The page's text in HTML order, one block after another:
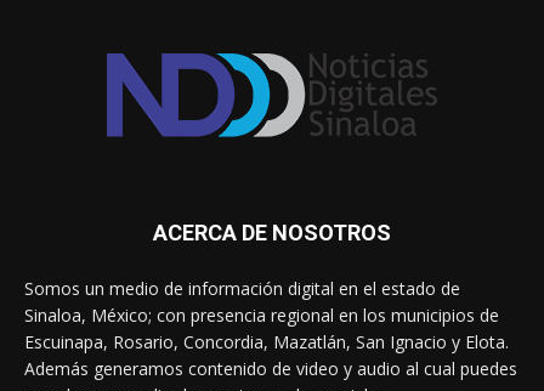
ACERCA DE NOSOTROS
Somos un medio de información digital en el estado de
Sinaloa, México; con presencia regional en los municipios de
Escuinapa, Rosario, Concordia, Mazatlán, San Ignacio y Elota.
Además generamos contenido de video y audio al cual puedes